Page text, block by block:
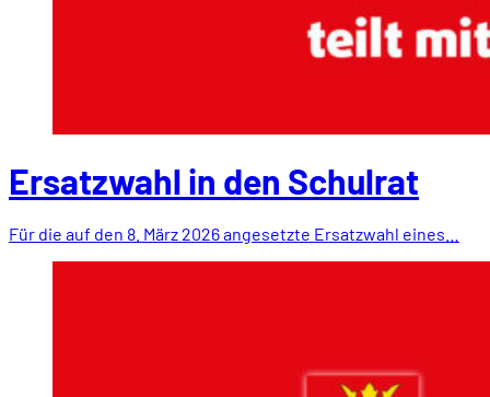
Ersatzwahl in den Schulrat
Für die auf den 8. März 2026 angesetzte Ersatzwahl eines…